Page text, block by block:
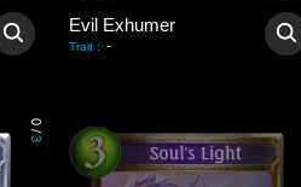
Evil Exhumer
Trait : -
0
/
3